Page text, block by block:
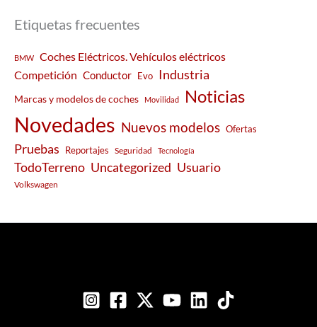
Etiquetas frecuentes
BMW
Coches Eléctricos. Vehículos eléctricos
Competición Conductor Evo Industria
Marcas y modelos de coches Movilidad Noticias
Novedades Nuevos modelos Ofertas
Pruebas Reportajes Seguridad Tecnología
TodoTerreno Uncategorized Usuario
Volkswagen